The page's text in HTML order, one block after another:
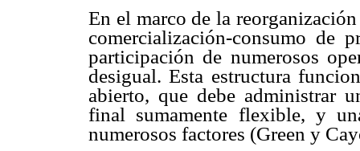
En el marco de la
comercialización-consumo de
participación de numerosos
desigual. Esta estructura
abierto, que debe administrar
final sumamente flexible, y
numerosos factores (Green y